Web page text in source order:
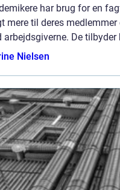
har brug for en
mere til deres
arbejdsgiverne. De tilbyder
Nielsen